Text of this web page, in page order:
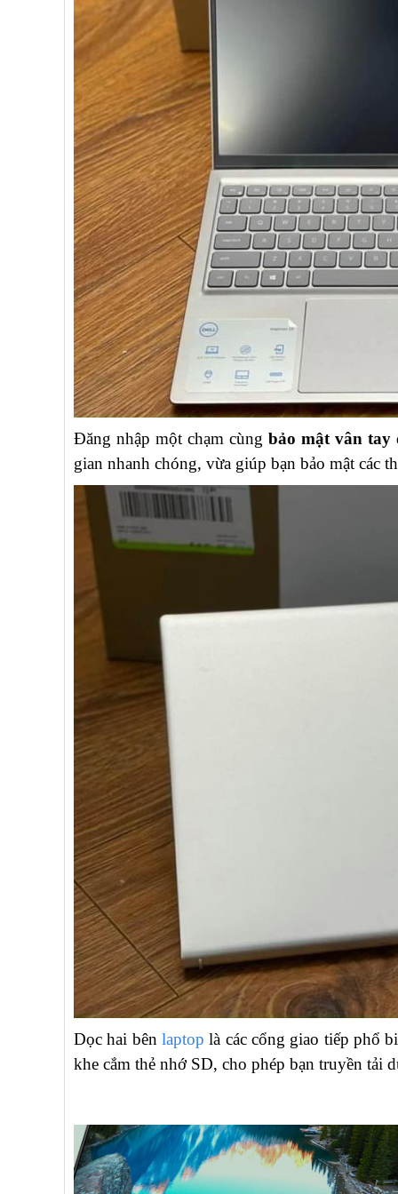
Đăng nhập một chạm cùng bảo mật vân tay
gian nhanh chóng, vừa giúp bạn bảo mật các
Dọc hai bên laptop là các cổng giao tiếp phổ
khe cắm thẻ nhớ SD, cho phép bạn truyền tải